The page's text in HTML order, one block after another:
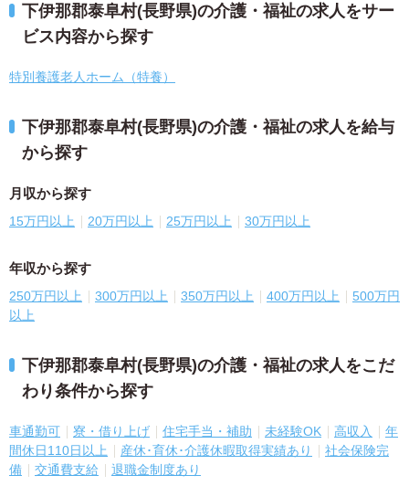
下伊那郡泰阜村(長野県)の介護・福祉の求人をサー
ビス内容から探す
特別養護老人ホーム（特養）
下伊那郡泰阜村(長野県)の介護・福祉の求人を給与
から探す
月収から探す
15万円以上 20万円以上 25万円以上 30万円以上
年収から探す
250万円以上 300万円以上 350万円以上 400万円以上
500万円
以上
下伊那郡泰阜村(長野県)の介護・福祉の求人をこだ
わり条件から探す
車通勤可 寮・借り上げ 住宅手当・補助 未経験OK 高収入
年
間休日110日以上
産休･育休･介護休暇取得実績あり
社会保険完
備
交通費支給 退職金制度あり